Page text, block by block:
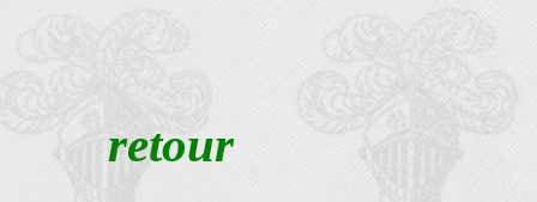
retour